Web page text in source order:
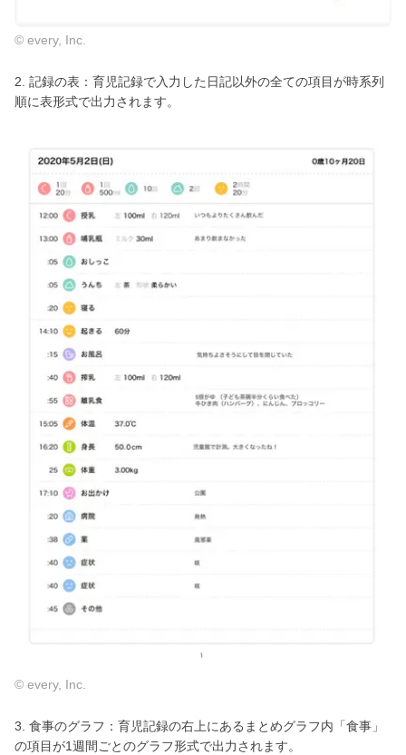
© every, Inc.
2. 記録の表：育児記録で入力した日記以外の全ての項目が時系列
順に表形式で出力されます。
© every, Inc.
3. 食事のグラフ：育児記録の右上にあるまとめグラフ内「食事」
の項目が1週間ごとのグラフ形式で出力されます。